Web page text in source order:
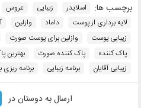
برچسب ها: اسلایدر زیبایی عروس
لایه برداری از پوست
داماد وازلین
زیبایی پوست
وازلین برای پوست صورت
پاک کننده
پاک کننده صورت بهترین
زیبایی آقایان
برنامه زیبایی برنامه ریزی
ارسال به دوستان در